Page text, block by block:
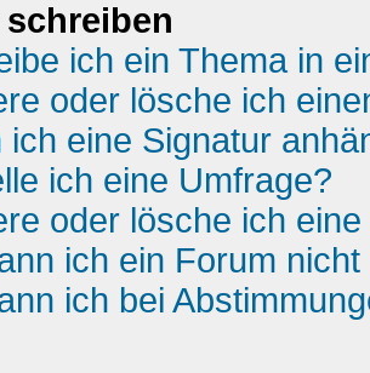
ich ein Thema in
oder lösche ich
ich eine Signatur
ich eine Umfrage?
oder lösche ich
ich ein Forum
ich bei